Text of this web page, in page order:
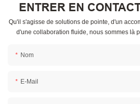
ENTRER EN
Qu'il s'agisse de solutions de pointe, d'un
d'une collaboration fluide, nous sommes là
Nom
E-Mail